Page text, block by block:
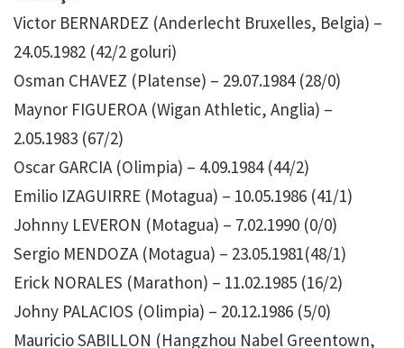
Victor BERNARDEZ (Anderlecht Bruxelles, Belgia) –
24.05.1982 (42/2 goluri)
Osman CHAVEZ (Platense) – 29.07.1984 (28/0)
Maynor FIGUEROA (Wigan Athletic, Anglia) –
2.05.1983 (67/2)
Oscar GARCIA (Olimpia) – 4.09.1984 (44/2)
Emilio IZAGUIRRE (Motagua) – 10.05.1986 (41/1)
Johnny LEVERON (Motagua) – 7.02.1990 (0/0)
Sergio MENDOZA (Motagua) – 23.05.1981(48/1)
Erick NORALES (Marathon) – 11.02.1985 (16/2)
Johny PALACIOS (Olimpia) – 20.12.1986 (5/0)
Mauricio SABILLON (Hangzhou Nabel Greentown,